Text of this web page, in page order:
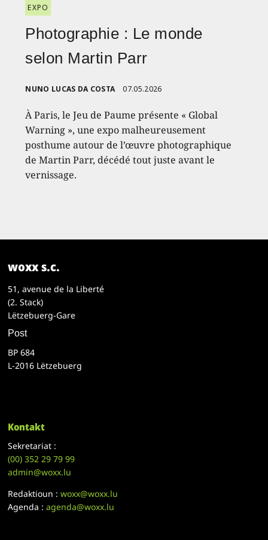
EXPO
Photographie : Le monde
selon Martin Parr
NUNO LUCAS DA COSTA 07.05.2026
À Paris, le Jeu de Paume présente « Global
Warning », une expo malheureusement
posthume autour de l’œuvre photographique
de Martin Parr, décédé tout juste avant le
vernissage.
woxx s.c.
51, avenue de la Liberté
(2. Stack)
Lëtzebuerg-Gare
Post
BP 684
L-2016 Lëtzebuerg
Kontakt
Sekretariat :
(00)352 29 79 99
admin@woxx.lu
Redaktioun :woxx@woxx.lu
Agenda :agenda@woxx.lu